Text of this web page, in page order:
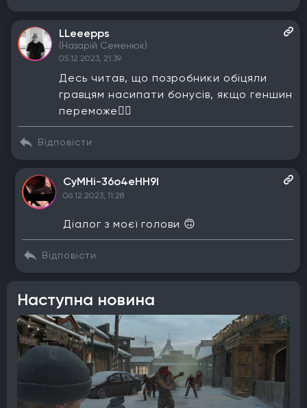
LLeeepps
(Назарій Семенюк)
05.12.2023, 21:39
Десь читав, що позробники обіцяли
гравцям насипати бонусів, якщо геншин
переможе🤷‍♂️
Відповісти
CyMHi-36o4eHH9I
06.12.2023, 11:28
Діалог з моєї голови 🙃
Відповісти
Наступна новина